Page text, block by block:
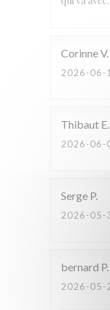
CorinneV
2026-06-
Thibaut E
2026-06-
Serge P
2026-05-
bernard P
2026-05-